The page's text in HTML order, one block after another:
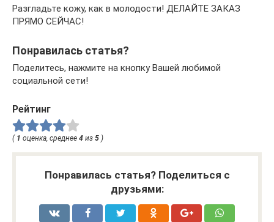
Разгладьте кожу, как в молодости! ДЕЛАЙТЕ ЗАКАЗ
ПРЯМО СЕЙЧАС!
Понравилась статья?
Поделитесь, нажмите на кнопку Вашей любимой
социальной сети!
Рейтинг
( 1 оценка, среднее 4 из 5 )
Понравилась статья? Поделиться с
друзьями: